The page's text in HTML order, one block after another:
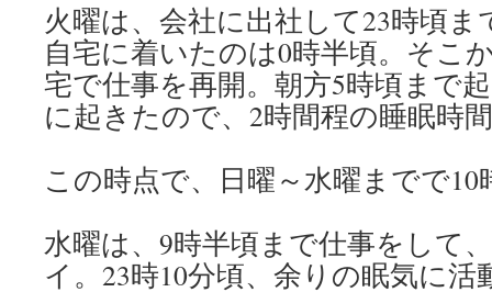
火曜は、会社に出社して23時頃
自宅に着いたのは0時半頃。そこ
宅で仕事を再開。朝方5時頃まで
に起きたので、2時間程の睡眠時
この時点で、日曜～水曜までで10
水曜は、9時半頃まで仕事をして
イ。23時10分頃、余りの眠気に